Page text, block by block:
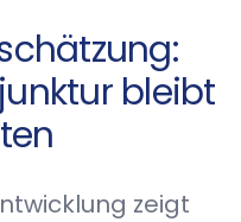
bleibt
zeigt